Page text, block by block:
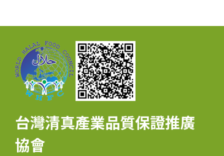
台灣清真產業品質保證推廣
協會